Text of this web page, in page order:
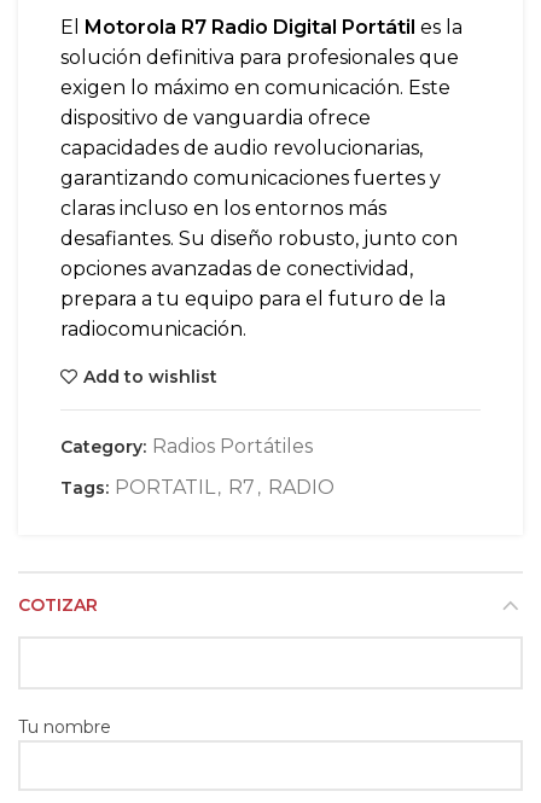
El Motorola R7 Radio Digital Portátil es la
solución definitiva para profesionales que
exigen lo máximo en comunicación. Este
dispositivo de vanguardia ofrece
capacidades de audio revolucionarias,
garantizando comunicaciones fuertes y
claras incluso en los entornos más
desafiantes. Su diseño robusto, junto con
opciones avanzadas de conectividad,
prepara a tu equipo para el futuro de la
radiocomunicación.
Add to wishlist
Category: Radios Portátiles
Tags: PORTATIL, R7 , RADIO
COTIZAR
Tu nombre